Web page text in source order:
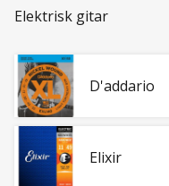
Elektrisk gitar
D'addario
Elixir